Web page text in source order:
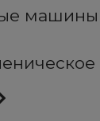
машины